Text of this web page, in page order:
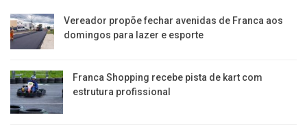
Vereador propõe fechar avenidas de Franca aos
domingos para lazer e esporte
Franca Shopping recebe pista de kart com
estrutura profissional